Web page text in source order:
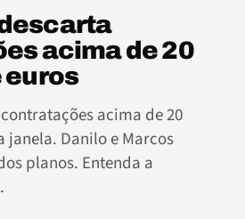
acima de 20
euros
acima de 20
janela. Danilo e Marcos
planos. Entenda a